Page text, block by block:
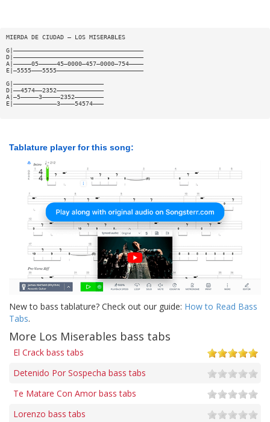
MIERDA DE CIUDAD — LOS MISERABLES
G|————————————————————————————————————
D|————————————————————————————————————
A|—————05—————45—0000—457—0000—754————
E|—5555———5555————————————————————————
G|—————————————————————————
D|——4574——2352—————————————
A|—5—————3—————2352————————
E|————————————3————54574———
Tablature player for this song:
New to bass tablature? Check out our guide: How to Read Bass
Tabs.
More Los Miserables bass tabs
El Crack bass tabs
Detenido Por Sospecha bass tabs
Te Matare Con Amor bass tabs
Lorenzo bass tabs